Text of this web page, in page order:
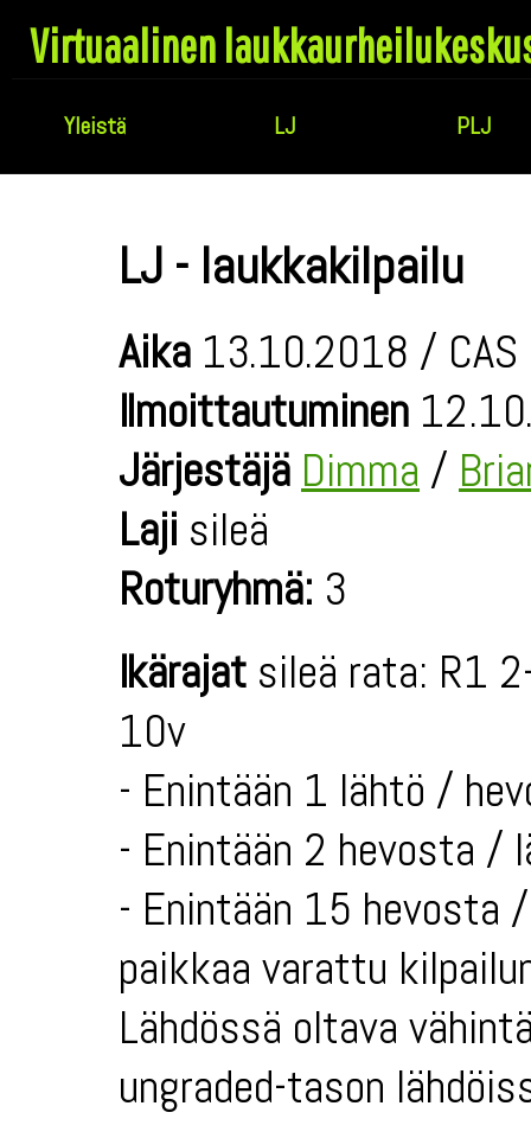
Virtuaalinen
Yleistä LJ PLJ
LJ - laukkakilpailu
Aika 13.10.2018 /
Ilmoittautuminen
Järjestäjä Dimma /
Laji sileä
Roturyhmä: 3
Ikärajat sileä rata: R1
10v
- Enintään 1 lähtö /
- Enintään 2 hevosta /
- Enintään 15 hevosta
paikkaa varattu
Lähdössä oltava
ungraded-tason